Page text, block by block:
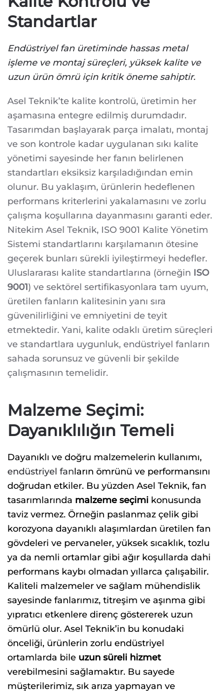
Standartlar
Endüstriyel fan üretiminde hassas metal
işleme ve montaj süreçleri, yüksek kalite ve
uzun ürün ömrü için kritik öneme sahiptir.
Asel Teknik’te kalite kontrolü, üretimin her
aşamasına entegre edilmiş durumdadır.
Tasarımdan başlayarak parça imalatı, montaj
ve son kontrole kadar uygulanan sıkı kalite
yönetimi sayesinde her fanın belirlenen
standartları eksiksiz karşıladığından emin
olunur. Bu yaklaşım, ürünlerin hedeflenen
performans kriterlerini yakalamasını ve zorlu
çalışma koşullarına dayanmasını garanti eder.
Nitekim Asel Teknik, ISO 9001 Kalite Yönetim
Sistemi standartlarını karşılamanın ötesine
geçerek bunları sürekli iyileştirmeyi hedefler.
Uluslararası kalite standartlarına (örneğin ISO
9001) ve sektörel sertifikasyonlara tam uyum,
üretilen fanların kalitesinin yanı sıra
güvenilirliğini ve emniyetini de teyit
etmektedir. Yani, kalite odaklı üretim süreçleri
ve standartlara uygunluk, endüstriyel fanların
sahada sorunsuz ve güvenli bir şekilde
çalışmasının temelidir.
Malzeme Seçimi:
Dayanıklılığın Temeli
Dayanıklı ve doğru malzemelerin kullanımı,
endüstriyel fanların ömrünü ve performansını
doğrudan etkiler. Bu yüzden Asel Teknik, fan
tasarımlarında malzeme seçimi konusunda
taviz vermez. Örneğin paslanmaz çelik gibi
korozyona dayanıklı alaşımlardan üretilen fan
gövdeleri ve pervaneler, yüksek sıcaklık, tozlu
ya da nemli ortamlar gibi ağır koşullarda dahi
performans kaybı olmadan yıllarca çalışabilir.
Kaliteli malzemeler ve sağlam mühendislik
sayesinde fanlarımız, titreşim ve aşınma gibi
yıpratıcı etkenlere direnç göstererek uzun
ömürlü olur. Asel Teknik’in bu konudaki
önceliği, ürünlerin zorlu endüstriyel
ortamlarda bile uzun süreli hizmet
verebilmesini sağlamaktır. Bu sayede
müşterilerimiz, sık arıza yapmayan ve